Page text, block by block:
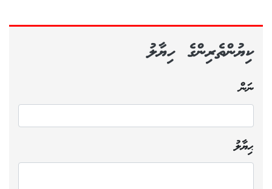
ކިޔުންތެރިންގެ ހިޔާލު
ނަން
ޙިޔާލު